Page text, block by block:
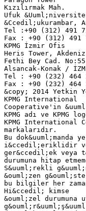
Kızılırmak Mah.
Ufuk
&Ccedil;ukurambar,
Tel :+90 (312) 491
Fax : +90 (312) 491
KPMG İzmir Ofis
Heris Tower,
Fethi Bey Cad.
Alsancak-Konak /
Tel : +90 (232) 464
Fax : +90 (232) 464
&copy; 2014 Yetkin
KPMG International
Cooperative'in
KPMG adı ve KPMG
KPMG
markalarıdır.
Bu
i&ccedil;eriklidir
ger&ccedil;ek veya
durumuna hitap
S&uuml;rekli
&ouml;zen
bu bilgiler her
Hi&ccedil; kimse
&ouml;zel durumuna